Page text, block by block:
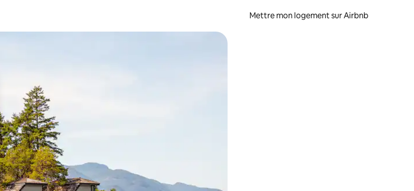
Mettre mon logement sur Airbnb